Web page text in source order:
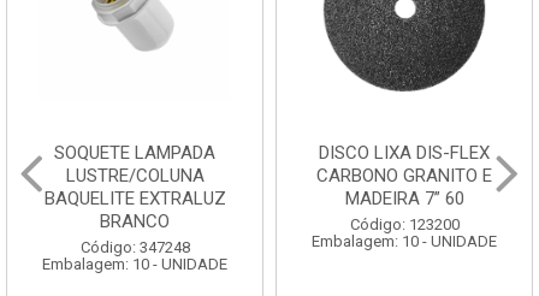
SOQUETE LAMPADA
LUSTRE/COLUNA
BAQUELITE EXTRALUZ
BRANCO
Código: 347248
Embalagem: 10 - UNIDADE
DISCO LIXA DIS-FLEX
CARBONO GRANITO E
MADEIRA 7” 60
Código: 123200
Embalagem: 10 - UNIDADE